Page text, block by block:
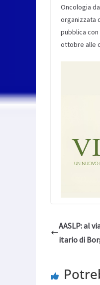
Oncologia
organizzata
pubblica
ottobre alle
AASLP: al
itario di